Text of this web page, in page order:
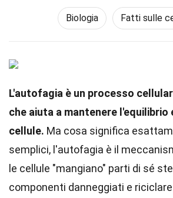
Biologia Fatti sulle
L'autofagia è un processo
che aiuta a mantenere l'equilibrio
cellule. Ma cosa significa
semplici, l'autofagia è il
le cellule "mangiano" parti di sé
componenti danneggiati e